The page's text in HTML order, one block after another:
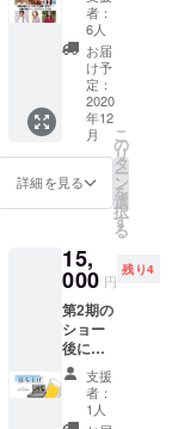
ナルソ
ングを
データ
にてお
送りい
たしま
す。 ※
オリジ
ングの
利用権
成者
（オン
ライン
プロ部
メン
バーの
一人）
のもの
とし、
支援者
ちゃご
ちゃの
感情を
少し見
てみた
くあり
ません
か……
の
ショー
違うの
か、み
んなど
んな風
に緊張
と戦っ
ている
のか、
この動
い。
は卒業
式のよ
うなも
のでし
たし、
この写
真集は
卒業ア
ルバム
のよう
ます。
全てが
オンラ
イン上
での活
動で
あった
にもか
かわら
ありま
した。
お互い
がお互
いに良
い時間
を与え
合い、
素敵な
シーン
み、メ
ンバー
にとっ
て忘れ
られな
い時間
にな
る。 そ
んな特
陣に、
個別
レッス
ンを依
頼！ あ
なたの
ための
特別
レッス
ンを実
施しま
す。 イ
アカデ
ミーに
は、イ
ンプロ
に限ら
ず様々
な強み
を持っ
たメン
者：
6人
お届
け予
定：
2020
年12
月
詳細を見る
こ
の
リ
タ
ー
ン
を
選
択
す
る
15,
000 円
残り4
第2期の
ショー
後に行
われる
打ち上
げに参
加して
支援
者：
1人